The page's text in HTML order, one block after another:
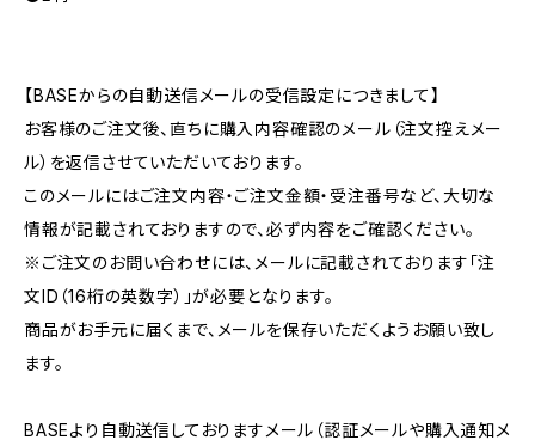
【BASEからの自動送信メールの受信設定につきまして】
お客様のご注文後、直ちに購入内容確認のメール（注文控えメー
ル）を返信させていただいております。
このメールにはご注文内容・ご注文金額・受注番号など、大切な
情報が記載されておりますので、必ず内容をご確認ください。
※ご注文のお問い合わせには、メールに記載されております「注
文ID（16桁の英数字）」が必要となります。
商品がお手元に届くまで、メールを保存いただくようお願い致し
ます。
BASEより自動送信しておりますメール（認証メールや購入通知メ